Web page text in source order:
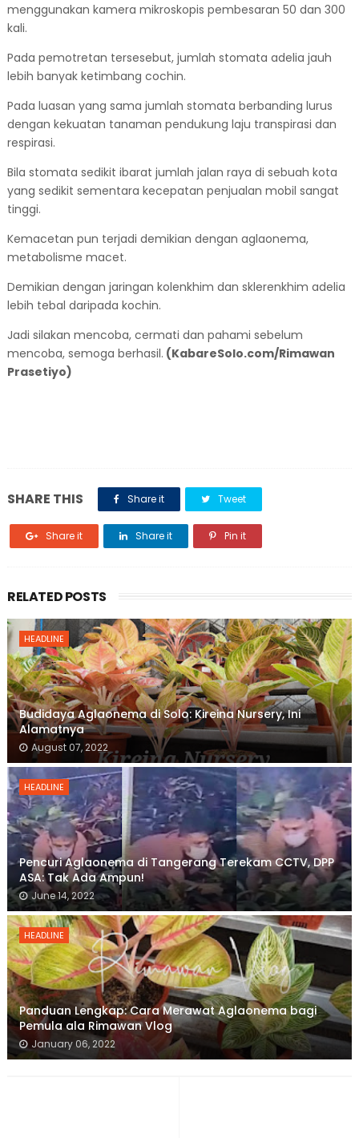
menggunakan kamera mikroskopis pembesaran 50 dan 300
kali.
Pada pemotretan tersesebut, jumlah stomata adelia jauh
lebih banyak ketimbang cochin.
Pada luasan yang sama jumlah stomata berbanding lurus
dengan kekuatan tanaman pendukung laju transpirasi dan
respirasi.
Bila stomata sedikit ibarat jumlah jalan raya di sebuah kota
yang sedikit sementara kecepatan penjualan mobil sangat
tinggi.
Kemacetan pun terjadi demikian dengan aglaonema,
metabolisme macet.
Demikian dengan jaringan kolenkhim dan sklerenkhim adelia
lebih tebal daripada kochin.
Jadi silakan mencoba, cermati dan pahami sebelum
mencoba, semoga berhasil. (KabareSolo.com/Rimawan
Prasetiyo)
SHARE THIS Share it Tweet
Share it Share it Pin it
RELATED POSTS
HEADLINE
Budidaya Aglaonema di Solo: Kireina Nursery, Ini
Alamatnya
August 07, 2022
HEADLINE
Pencuri Aglaonema di Tangerang Terekam CCTV, DPP
ASA: Tak Ada Ampun!
June 14, 2022
HEADLINE
Panduan Lengkap: Cara Merawat Aglaonema bagi
Pemula ala Rimawan Vlog
January 06, 2022